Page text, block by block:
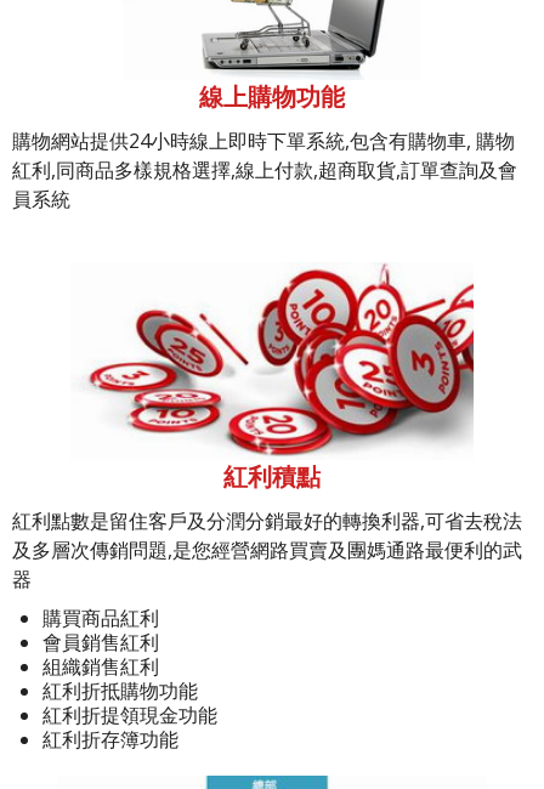
線上購物功能
購物網站提供24小時線上即時下單系統,包含有購物車, 購物
紅利,同商品多樣規格選擇,線上付款,超商取貨,訂單查詢及會
員系統
紅利積點
紅利點數是留住客戶及分潤分銷最好的轉換利器,可省去稅法
及多層次傳銷問題,是您經營網路買賣及團媽通路最便利的武
器
購買商品紅利
會員銷售紅利
組織銷售紅利
紅利折抵購物功能
紅利折提領現金功能
紅利折存簿功能